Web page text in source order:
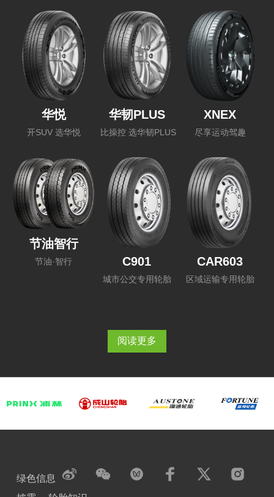
华悦
开SUV 选华悦
华韧PLUS
比操控 选华韧PLUS
XNEX
尽享运动驾趣
节油智行
节油·智行 C901
城市公交专用轮胎
CAR603
区域运输专用轮胎
阅读更多
绿色信息